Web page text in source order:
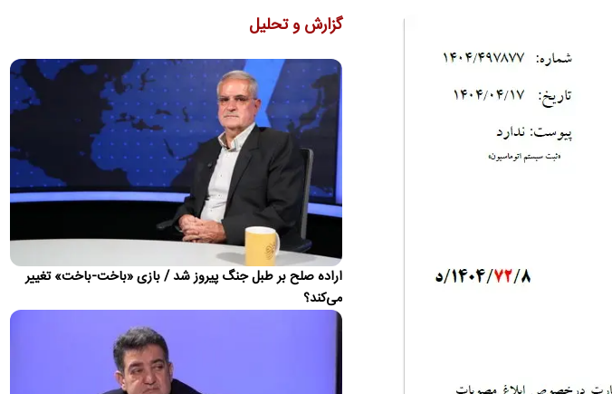
وزارت خارجه آمریکا از اعمال اقدامات ضدایرانی برای مختل کردن
مبادلات مالی مرتبط با ایران خبر داد.
ادعای هگست: ترامپ جنگ ایران را برد
وزیر جنگ آمریکا، با دفاع از عملکرد دونالد ترامپ در جنگ ایران،
تحولات اخیر منطقه را نشانه پیروزی رئیس‌جمهور آمریکا…
آزمون اصلی توافق مکه چه زمانی فرا می‌رسد و ایران
کجای ماجراست؟
پژوهشگر شورای آتلانتیک، می‌پرسد: «تصور کنید ایران در پاسخ به
یک حمله آمریکا، زیرساخت‌های نفتی عربستان را هدف قرار دهد.…
روایت فایننشال‌تایمز از ائتلاف‌های دفاعی جدید
درمیانه جنگ علیه ایران
تحلیلی اشاره دارد جنگ ایران معادلات امنیتی خاورمیانه را
دستخوش تغییر کرده و کشورهای منطقه را به سمت تقویت
گزارش و تحلیل
اراده صلح بر طبل جنگ پیروز شد / بازی «باخت-باخت» تغییر
می‌کند؟